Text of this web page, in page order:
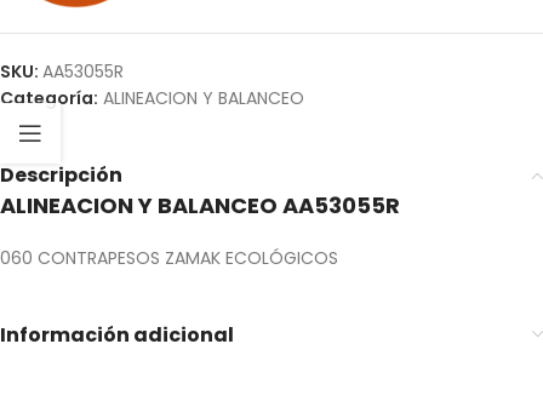
SKU: AA53055R
Categoría: ALINEACION Y BALANCEO
Descripción
ALINEACION Y BALANCEO AA53055R
060 CONTRAPESOS ZAMAK ECOLÓGICOS
Información adicional